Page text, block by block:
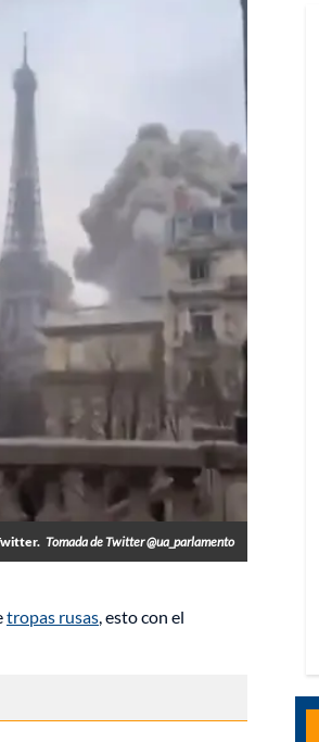
Tomada de Twitter @ua_parlamento
tropas rusas, esto con el